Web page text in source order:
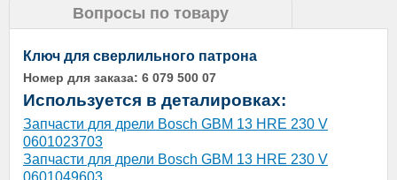
Вопросы по товару
Ключ для сверлильного патрона
Номер для заказа: 6 079 500 07
Используется в деталировках:
Запчасти для дрели Bosch GBM 13 HRE 230 V
0601023703
Запчасти для дрели Bosch GBM 13 HRE 230 V
0601049603